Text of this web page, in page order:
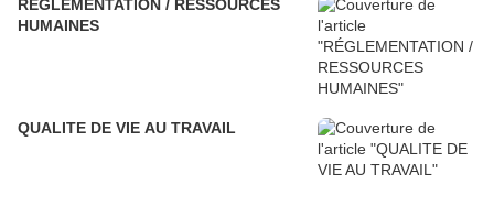
RÉGLEMENTATION / RESSOURCES
HUMAINES
QUALITE DE VIE AU TRAVAIL